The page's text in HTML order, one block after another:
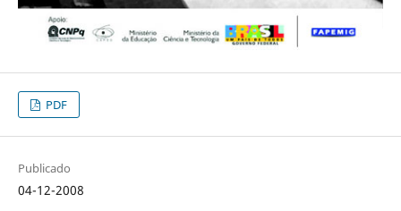
PDF
Publicado
04-12-2008